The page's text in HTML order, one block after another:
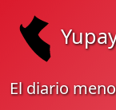
El diario